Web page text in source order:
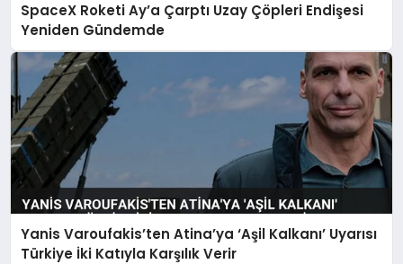
SpaceX Roketi Ay’a Çarptı Uzay Çöpleri Endişesi
Yeniden Gündemde
Yanis Varoufakis’ten Atina’ya ‘Aşil Kalkanı’ Uyarısı
Türkiye İki Katıyla Karşılık Verir